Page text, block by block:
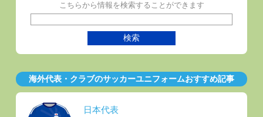
こちらから情報を検索することができます
海外代表・クラブのサッカーユニフォームおすすめ記事
日本代表